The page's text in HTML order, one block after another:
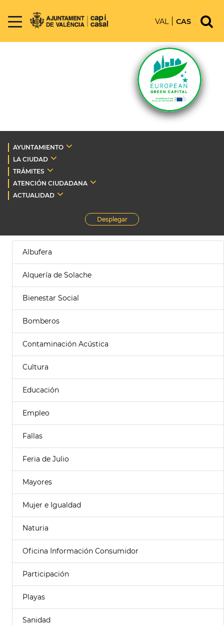
VAL CAS
AYUNTAMIENTO
LA CIUDAD
TRÁMITES
ATENCIÓN CIUDADANA
ACTUALIDAD
Desplegar
Albufera
Alquería de Solache
Bienestar Social
Bomberos
Contaminación Acústica
Cultura
Educación
Empleo
Fallas
Feria de Julio
Mayores
Mujer e Igualdad
Naturia
Oficina Información Consumidor
Participación
Playas
Sanidad